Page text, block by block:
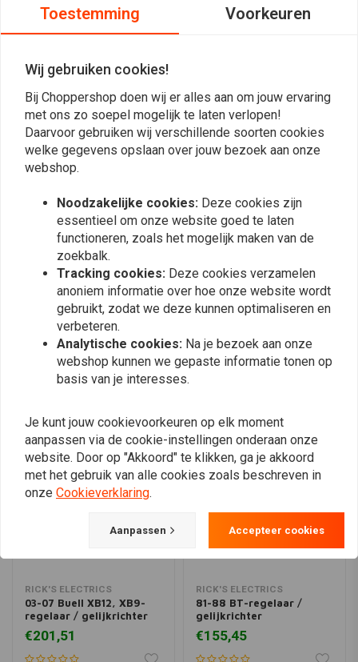
Past bij
04-06 XL Sportster
Reviews
(0 beoordelingen)
Plaats ook een review
Vergelijkbare producten
RICK'S ELECTRICS
03-07 Buell XB12, XB9-
regelaar / gelijkrichter
€201,51
RICK'S ELECTRICS
81-88 BT-regelaar /
gelijkrichter
€155,45
Toestemming Voorkeuren
Wij gebruiken cookies!
Bij Choppershop doen wij er alles aan om jouw ervaring
met ons zo soepel mogelijk te laten verlopen!
Daarvoor gebruiken wij verschillende soorten cookies
welke gegevens opslaan over jouw bezoek aan onze
webshop.
Noodzakelijke cookies: Deze cookies zijn
essentieel om onze website goed te laten
functioneren, zoals het mogelijk maken van de
zoekbalk.
Tracking cookies: Deze cookies verzamelen
anoniem informatie over hoe onze website wordt
gebruikt, zodat we deze kunnen optimaliseren en
verbeteren.
Analytische cookies: Na je bezoek aan onze
webshop kunnen we gepaste informatie tonen op
basis van je interesses.
Je kunt jouw cookievoorkeuren op elk moment
aanpassen via de cookie-instellingen onderaan onze
website. Door op "Akkoord" te klikken, ga je akkoord
met het gebruik van alle cookies zoals beschreven in
onze Cookieverklaring.
Aanpassen Accepteer cookies